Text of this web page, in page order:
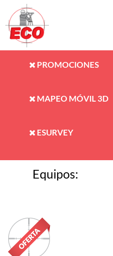
PROMOCIONES
MAPEO MÓVIL 3D
ESURVEY
Equipos: